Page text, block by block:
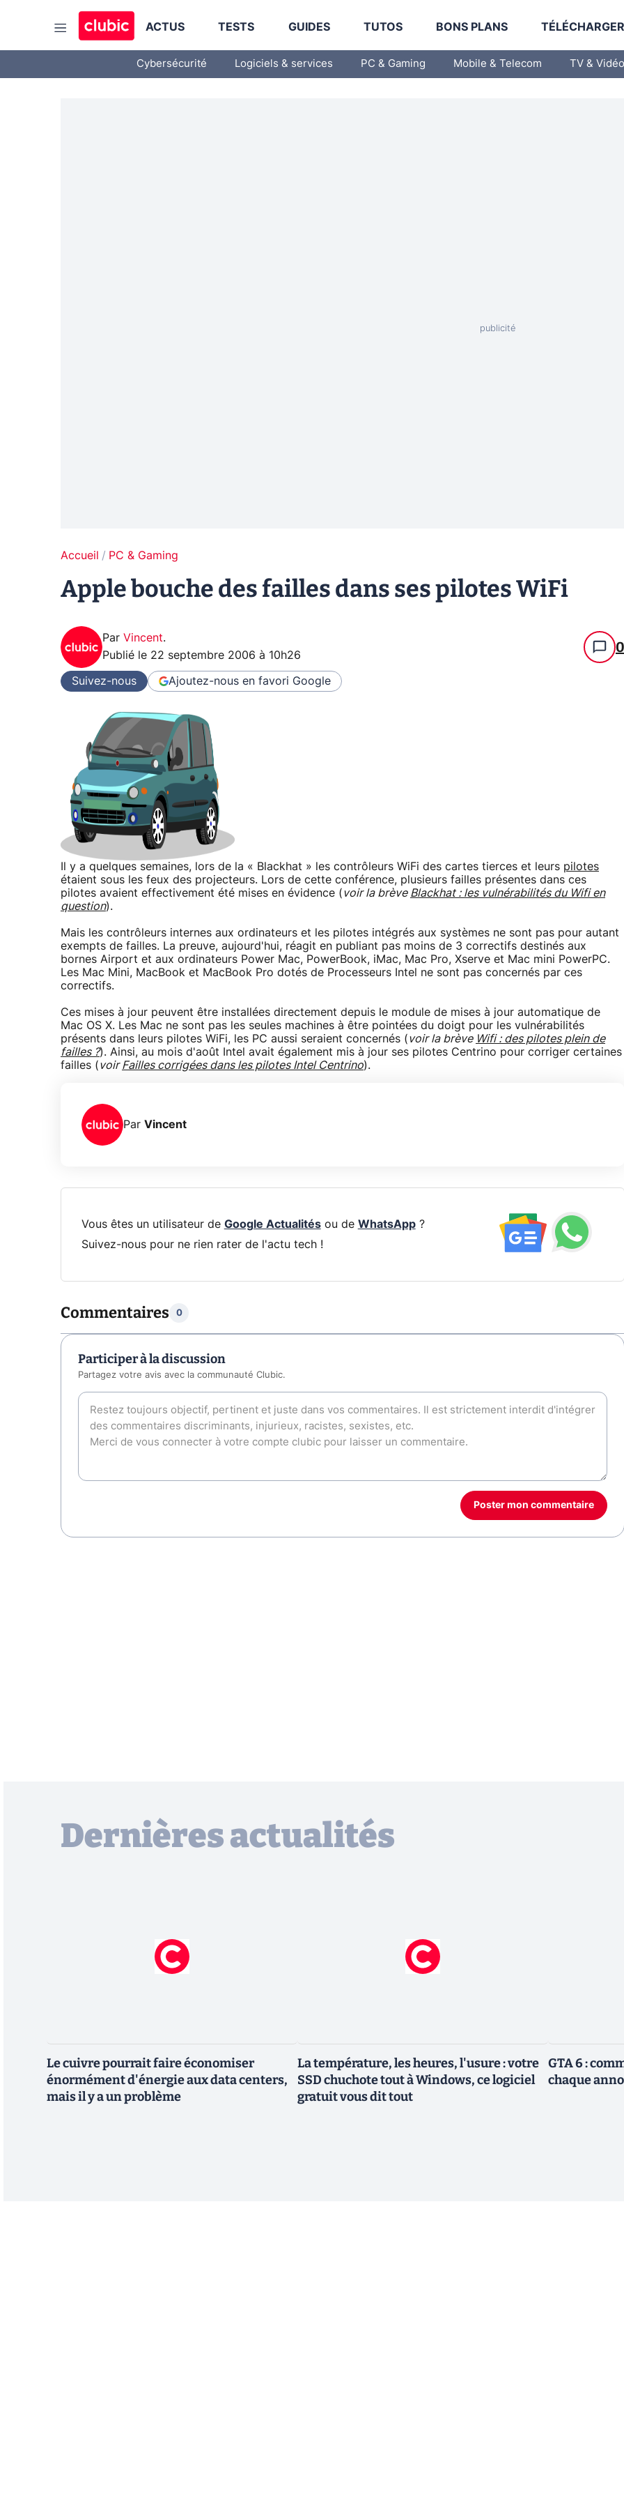
ACTUS TESTS GUIDES TUTOS BONS PLANS
Cybersécurité Logiciels & services PC & Gaming Mobile & Telecom TV & Vidéo
Accueil PC & Gaming
Apple bouche des failles dans ses pilotes WiFi
Par Vincent.
Publié le 22 septembre 2006 à 10h26 0
Suivez-nous Ajoutez-nous en favori Google
Il y a quelques semaines, lors de la « Blackhat » les contrôleurs WiFi des cartes tierces et leurs pilotes
étaient sous les feux des projecteurs. Lors de cette conférence, plusieurs failles présentes dans ces
pilotes avaient effectivement été mises en évidence (voir la brève Blackhat : les vulnérabilités du Wifi en
question).
Mais les contrôleurs internes aux ordinateurs et les pilotes intégrés aux systèmes ne sont pas pour autant
exempts de failles. La preuve, aujourd'hui, réagit en publiant pas moins de 3 correctifs destinés aux
bornes Airport et aux ordinateurs Power Mac, PowerBook, iMac, Mac Pro, Xserve et Mac mini PowerPC.
Les Mac Mini, MacBook et MacBook Pro dotés de Processeurs Intel ne sont pas concernés par ces
correctifs.
Ces mises à jour peuvent être installées directement depuis le module de mises à jour automatique de
Mac OS X. Les Mac ne sont pas les seules machines à être pointées du doigt pour les vulnérabilités
présents dans leurs pilotes WiFi, les PC aussi seraient concernés (voir la brève Wifi : des pilotes plein de
failles ?). Ainsi, au mois d'août Intel avait également mis à jour ses pilotes Centrino pour corriger certaines
failles (voirFailles corrigées dans les pilotes Intel Centrino).
Par Vincent
Vous êtes un utilisateur de Google Actualitésou de WhatsApp?
Suivez-nous pour ne rien rater de l'actu tech !
Commentaires 0
Participer à la discussion
Partagez votre avis avec la communauté Clubic.
Poster mon commentaire
Dernières actualités
Le cuivre pourrait faire économiser
énormément d'énergie aux data centers,
mais il y a un problème
La température, les heures, l'usure : votre
SSD chuchote tout à Windows, ce logiciel
gratuit vous dit tout
GTA 6 :
chaque